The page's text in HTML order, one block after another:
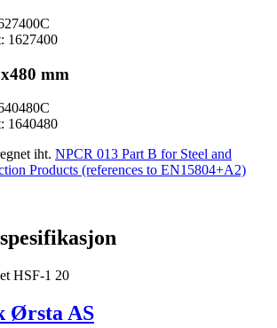
1627400
mm
1640480
iht. NPCR 013 Part B for Steel and
Products (references to EN15804+A2)
HSF-1 20
Ørsta AS